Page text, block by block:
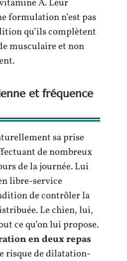
A. Leur
formulation n’est pas
qu’ils complètent
musculaire et non
et fréquence
sa prise
de nombreux
de la journée. Lui
libre-service
de contrôler la
Le chien, lui,
ce qu’on lui propose.
en deux repas
risque de dilatation-